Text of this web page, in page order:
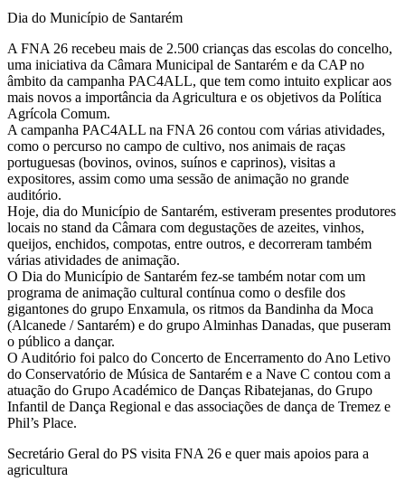
Dia do Município de Santarém
A FNA 26 recebeu mais de 2.500 crianças das escolas do concelho,
uma iniciativa da Câmara Municipal de Santarém e da CAP no
âmbito da campanha PAC4ALL, que tem como intuito explicar aos
mais novos a importância da Agricultura e os objetivos da Política
Agrícola Comum.
A campanha PAC4ALL na FNA 26 contou com várias atividades,
como o percurso no campo de cultivo, nos animais de raças
portuguesas (bovinos, ovinos, suínos e caprinos), visitas a
expositores, assim como uma sessão de animação no grande
auditório.
Hoje, dia do Município de Santarém, estiveram presentes produtores
locais no stand da Câmara com degustações de azeites, vinhos,
queijos, enchidos, compotas, entre outros, e decorreram também
várias atividades de animação.
O Dia do Município de Santarém fez-se também notar com um
programa de animação cultural contínua como o desfile dos
gigantones do grupo Enxamula, os ritmos da Bandinha da Moca
(Alcanede / Santarém) e do grupo Alminhas Danadas, que puseram
o público a dançar.
O Auditório foi palco do Concerto de Encerramento do Ano Letivo
do Conservatório de Música de Santarém e a Nave C contou com a
atuação do Grupo Académico de Danças Ribatejanas, do Grupo
Infantil de Dança Regional e das associações de dança de Tremez e
Phil’s Place.
Secretário Geral do PS visita FNA 26 e quer mais apoios para a
agricultura